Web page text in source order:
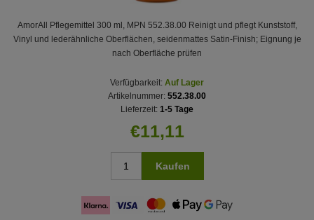
AmorAll Pflegemittel 300 ml, MPN 552.38.00 Reinigt und pflegt Kunststoff,
Vinyl und lederähnliche Oberflächen, seidenmattes Satin-Finish; Eignung je
nach Oberfläche prüfen
Verfügbarkeit: Auf Lager
Artikelnummer: 552.38.00
Lieferzeit: 1-5 Tage
€11,11
Kaufen